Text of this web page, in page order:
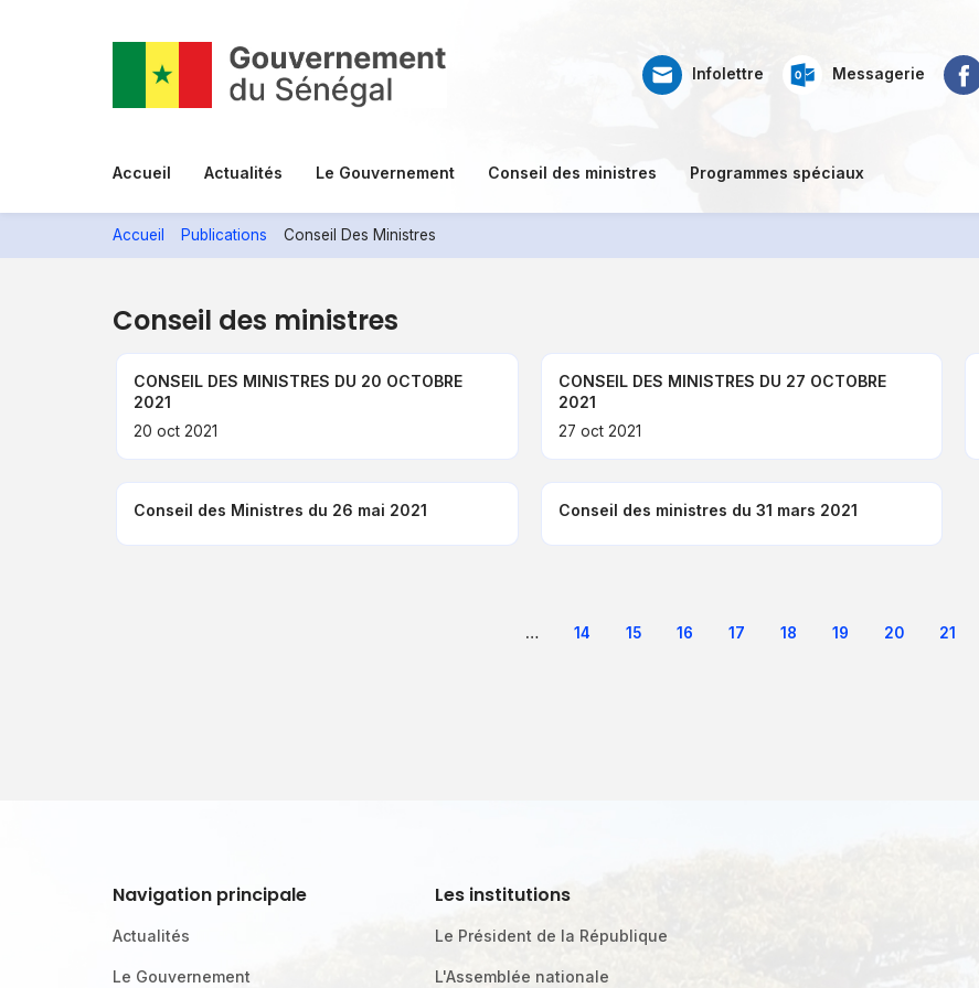
WebInfolettre Messagerie
Menu
principal
Accueil Actualités Le Gouvernement Conseil des ministres Programmes spéciaux
Accueil Publications Conseil Des Ministres
Conseil des ministres
CONSEIL DES MINISTRES DU 20 OCTOBRE
2021
20 oct 2021
CONSEIL DES MINISTRES DU 27 OCTOBRE
2021
27 oct 2021
Conseil des Ministres du 26 mai 2021 Conseil des ministres du 31 mars 2021
Pagination
Page
… Page
14 Page
15 Page
16 Page
17 Page
18 Page
19 Page
20 Page
21
Navigation principale
Actualités
Le Gouvernement
Les institutions
Le Président de la République
L'Assemblée nationale